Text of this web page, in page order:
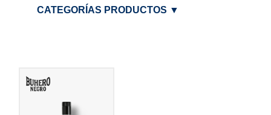
CATEGORÍAS PRODUCTOS ▼